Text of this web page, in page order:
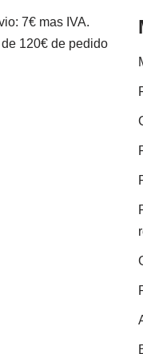
7€ mas IVA.
120€ de pedido